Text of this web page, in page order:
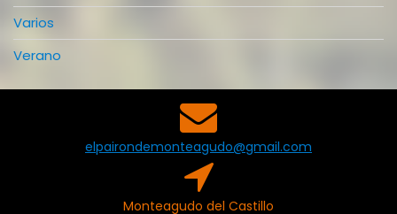
Varios
Verano
elpairondemonteagudo@gmail.com
Monteagudo del Castillo